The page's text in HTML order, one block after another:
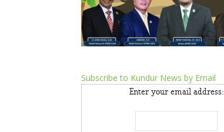
Subscribe to Kundur News by Email
Enter your email address: